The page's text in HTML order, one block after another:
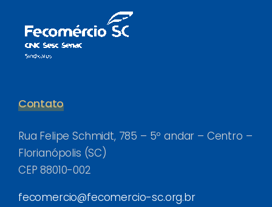
Contato
Rua Felipe Schmidt, 785 – 5º andar – Centro –
Florianópolis (SC)
CEP 88010-002
fecomercio@fecomercio-sc.org.br